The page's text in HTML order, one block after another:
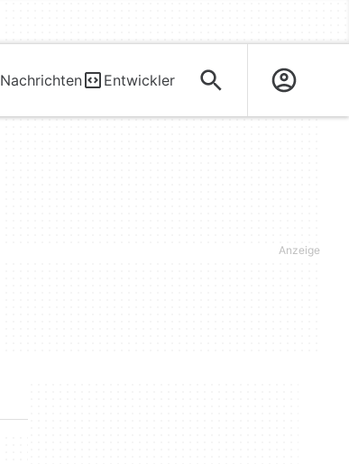
Nachrichten Entwickler